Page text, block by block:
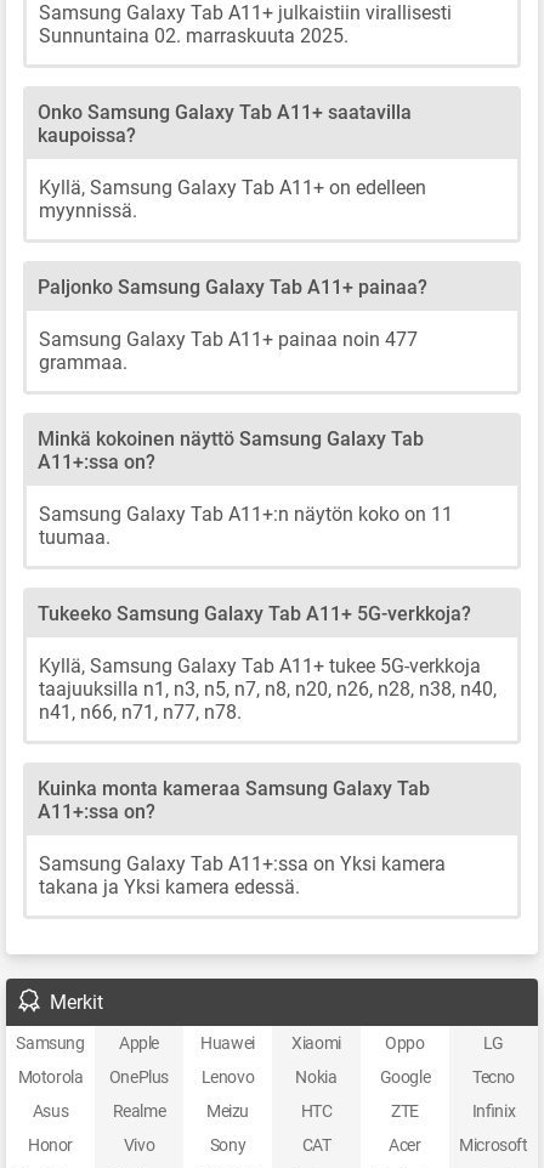
Samsung Galaxy Tab A11+ julkaistiin virallisesti
Sunnuntaina 02. marraskuuta 2025.
Onko Samsung Galaxy Tab A11+ saatavilla
kaupoissa?
Kyllä, Samsung Galaxy Tab A11+ on edelleen
myynnissä.
Paljonko Samsung Galaxy Tab A11+ painaa?
Samsung Galaxy Tab A11+ painaa noin 477
grammaa.
Minkä kokoinen näyttö Samsung Galaxy Tab
A11+:ssa on?
Samsung Galaxy Tab A11+:n näytön koko on 11
tuumaa.
Tukeeko Samsung Galaxy Tab A11+ 5G-verkkoja?
Kyllä, Samsung Galaxy Tab A11+ tukee 5G-verkkoja
taajuuksilla n1, n3, n5, n7, n8, n20, n26, n28, n38, n40,
n41, n66, n71, n77, n78.
Kuinka monta kameraa Samsung Galaxy Tab
A11+:ssa on?
Samsung Galaxy Tab A11+:ssa on Yksi kamera
takana ja Yksi kamera edessä.
Merkit
Samsung Apple Huawei Xiaomi Oppo
LG
Motorola
OnePlus Lenovo Nokia Google
Tecno
Asus
Realme Meizu HTC ZTE
Infinix
Honor
Vivo Sony CAT Acer
Microsoft